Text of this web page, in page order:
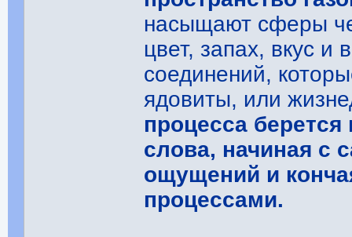
насыщают сферы
цвет, запах, вкус и
соединений,
ядовиты, или
процесса
слова, начиная с
ощущений и
процессами.